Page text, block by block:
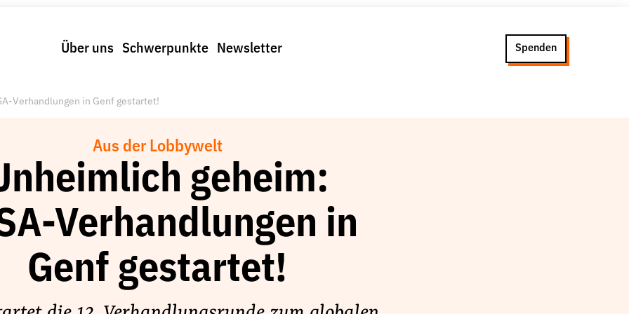
Über uns Schwerpunkte Newsletter Spenden
Verhandlungen in Genf gestartet!
Aus der Lobbywelt
geheim:
Verhandlungen in
Genf gestartet!